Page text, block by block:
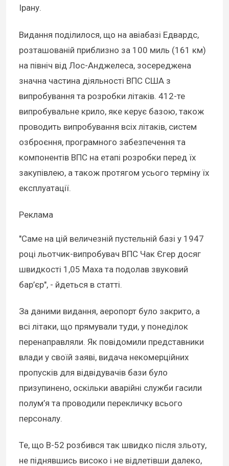
Ірану.
Видання поділилося, що на авіабазі Едвардс,
розташованій приблизно за 100 миль (161 км)
на північ від Лос-Анджелеса, зосереджена
значна частина діяльності ВПС США з
випробування та розробки літаків. 412-те
випробувальне крило, яке керує базою, також
проводить випробування всіх літаків, систем
озброєння, програмного забезпечення та
компонентів ВПС на етапі розробки перед їх
закупівлею, а також протягом усього терміну їх
експлуатації.
Реклама
"Саме на цій величезній пустельній базі у 1947
році льотчик-випробувач ВПС Чак Єгер досяг
швидкості 1,05 Маха та подолав звуковий
бар’єр", - йдеться в статті.
За даними видання, аеропорт було закрито, а
всі літаки, що прямували туди, у понеділок
перенаправляли. Як повідомили представники
влади у своїй заяві, видача некомерційних
пропусків для відвідувачів бази було
призупинено, оскільки аварійні служби гасили
полум’я та проводили перекличку всього
персоналу.
Те, що B-52 розбився так швидко після зльоту,
не піднявшись високо і не відлетівши далеко,